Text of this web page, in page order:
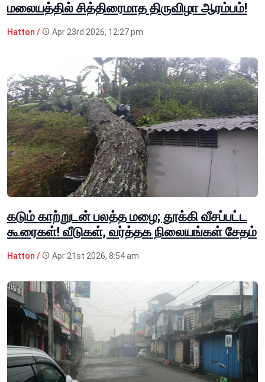
மலையத்தில் சித்திரைமாத திருவிழா ஆரம்பம்!
Hatton / Apr 23rd 2026, 12:27 pm
கடும் காற்றுடன் பலத்த மழை; தூக்கி வீசப்பட்ட
கூரைகள்! வீடுகள், வர்த்தக நிலையங்கள் சேதம்
Hatton / Apr 21st 2026, 8:54 am